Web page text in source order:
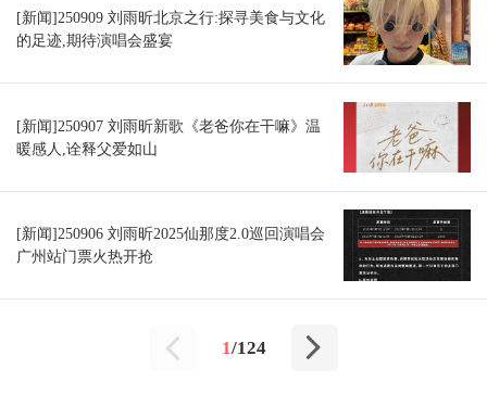
[新闻]250909 刘雨昕北京之行:探寻美食与文化
的足迹,期待演唱会盛宴
[新闻]250907 刘雨昕新歌《老爸你在干嘛》温
暖感人,诠释父爱如山
[新闻]250906 刘雨昕2025仙那度2.0巡回演唱会
广州站门票火热开抢
1/124